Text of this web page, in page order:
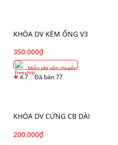
KHÓA DV KÈM ỐNG V3
350.000₫
Miễn phí vận chuyển
4.7|Đã bán 77
KHÓA DV CỨNG CB DÀI
200.000₫